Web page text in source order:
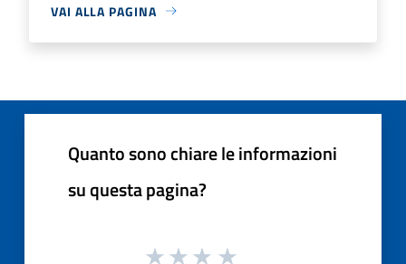
VAI ALLA PAGINA
Quanto sono chiare le informazioni
su questa pagina?